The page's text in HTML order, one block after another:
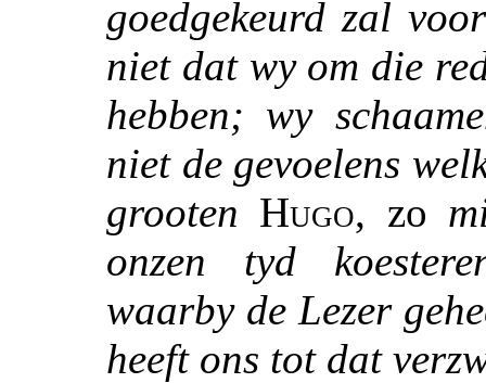
goedgekeurd zal
niet dat wy om die
hebben; wy
niet de gevoelens
grooten Hugo, zo
onzen tyd
waarby de Lezer
heeft ons tot dat